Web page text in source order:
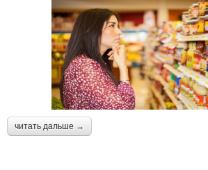
читать дальше →